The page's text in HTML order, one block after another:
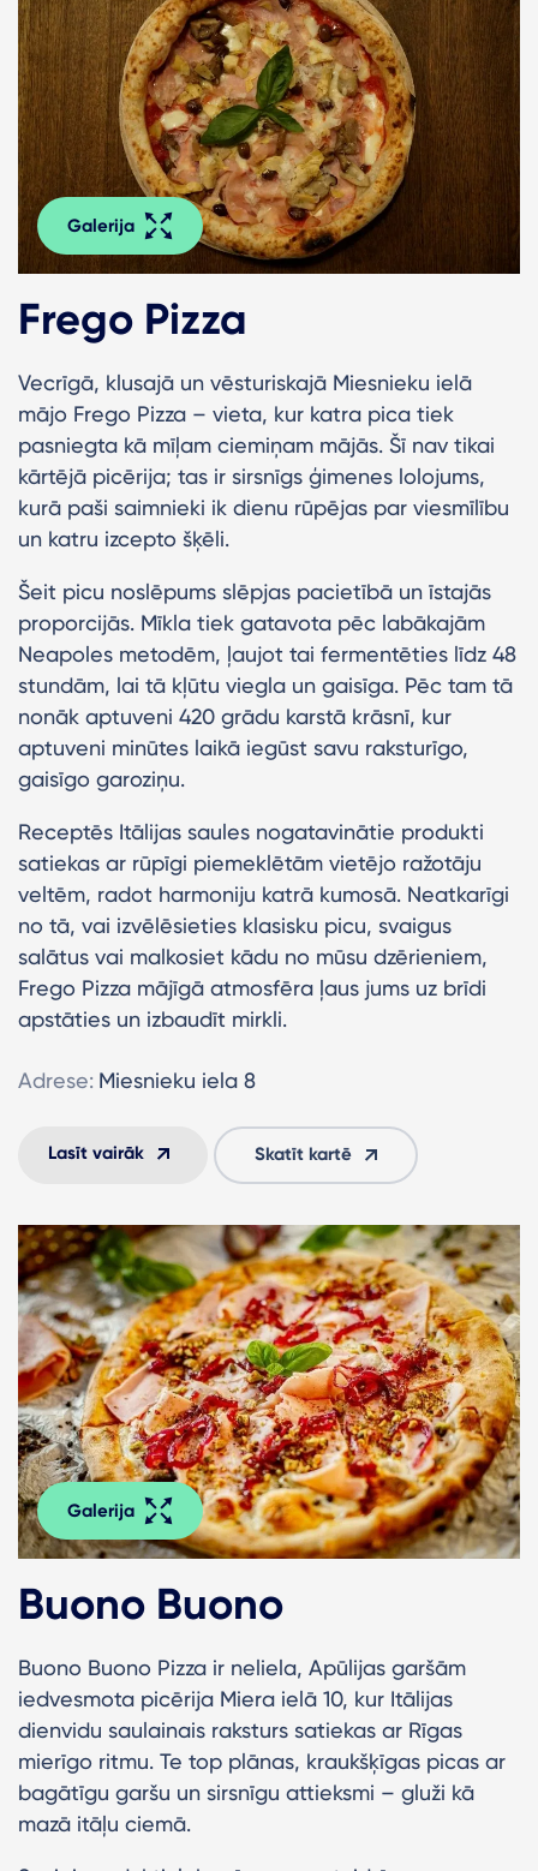
Galerija
Frego Pizza
Vecrīgā, klusajā un vēsturiskajā Miesnieku ielā
mājo Frego Pizza – vieta, kur katra pica tiek
pasniegta kā mīļam ciemiņam mājās. Šī nav tikai
kārtējā picērija; tas ir sirsnīgs ģimenes lolojums,
kurā paši saimnieki ik dienu rūpējas par viesmīlību
un katru izcepto šķēli.
Šeit picu noslēpums slēpjas pacietībā un īstajās
proporcijās. Mīkla tiek gatavota pēc labākajām
Neapoles metodēm, ļaujot tai fermentēties līdz 48
stundām, lai tā kļūtu viegla un gaisīga. Pēc tam tā
nonāk aptuveni 420 grādu karstā krāsnī, kur
aptuveni minūtes laikā iegūst savu raksturīgo,
gaisīgo garoziņu.
Receptēs Itālijas saules nogatavinātie produkti
satiekas ar rūpīgi piemeklētām vietējo ražotāju
veltēm, radot harmoniju katrā kumosā. Neatkarīgi
no tā, vai izvēlēsieties klasisku picu, svaigus
salātus vai malkosiet kādu no mūsu dzērieniem,
Frego Pizza mājīgā atmosfēra ļaus jums uz brīdi
apstāties un izbaudīt mirkli.
Adrese: Miesnieku iela 8
Lasīt vairāk Skatīt kartē
Galerija
Buono Buono
Buono Buono Pizza ir neliela, Apūlijas garšām
iedvesmota picērija Miera ielā 10, kur Itālijas
dienvidu saulainais raksturs satiekas ar Rīgas
mierīgo ritmu. Te top plānas, kraukšķīgas picas ar
bagātīgu garšu un sirsnīgu attieksmi – gluži kā
mazā itāļu ciemā.